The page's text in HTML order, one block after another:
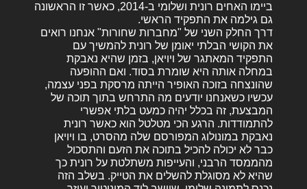
ביימו האחים רונית ושלומי ב-2014, כאשר זו הראשונה
גם גילמה את התפקיד הראשי.
דרך החלק השני של "מחברות שחורות" אנחנו רואים
את הקושי הבלתי יאומן של רונית להמשיך עם
התפקיד המאתגר של ויויאן, בזמן שהיא נאבקת
במחלה אותה היא שומרת בסוד. ואם ההופעה
שהונצחה בזוכה האופיר הייתה מרסקת בפני עצמה,
עכשיו כשאנחנו יודעים מה התרחש בתוך תוכה של
המבצעת, זה בכלל יהיה כמעט בלתי אפשרי
להתמודדות. הרגע הכי מטלטל הוא כאשר רונית
נאבקת במונולוג המפורסם שלה מהסרט, בו ויויאן
כבר לא יכולה להכיל בתוכה את הזעם והתסכול
מהממסד הרבני, והעייפות משתלטת על רונית כך
שהיא לא מסוגלת להשלים את הטייק. בשלב הזה